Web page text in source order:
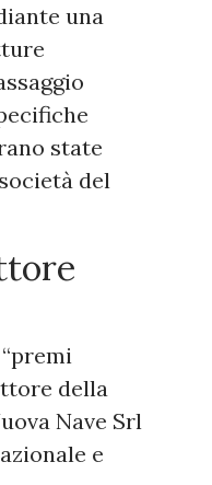
una
state
del
della
Nave Srl
e